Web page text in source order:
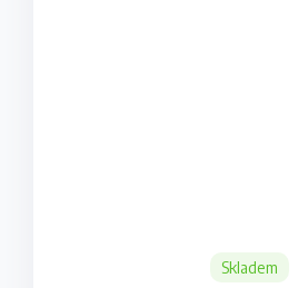
Skladem